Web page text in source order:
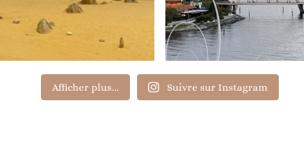
Afficher plus... Suivre sur Instagram